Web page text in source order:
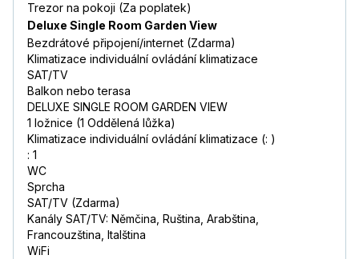
Trezor na pokoji (Za poplatek)
Deluxe Single Room Garden View
Bezdrátové připojení/internet (Zdarma)
Klimatizace individuální ovládání klimatizace
SAT/TV
Balkon nebo terasa
DELUXE SINGLE ROOM GARDEN VIEW
1 ložnice (1 Oddělená lůžka)
Klimatizace individuální ovládání klimatizace (: )
: 1
WC
Sprcha
SAT/TV (Zdarma)
Kanály SAT/TV: Němčina, Ruština, Arabština,
Francouzština, Italština
WiFi